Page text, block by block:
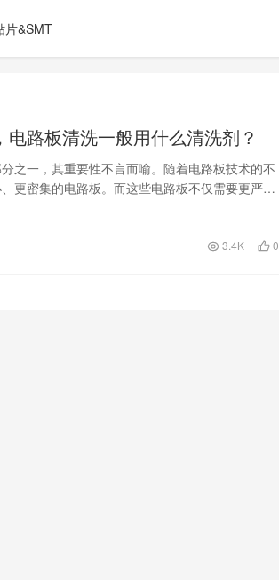
片&SMT
路板清洗一般用什么清洗剂？
之一，其重要性不言而喻。随着电路板技术的不
更密集的电路板。而这些电路板不仅需要更严格
3.4K 0